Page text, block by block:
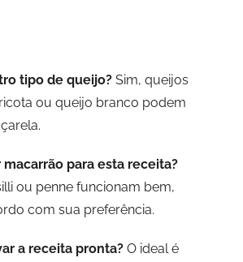
tipo de queijo? Sim, queijos
ou queijo branco podem
para esta receita?
ou penne funcionam bem,
com sua preferência.
a receita pronta? O ideal é